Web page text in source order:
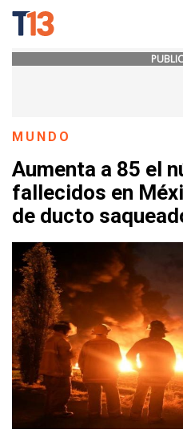
MUNDO
Aumenta a 85 el
fallecidos en
de ducto